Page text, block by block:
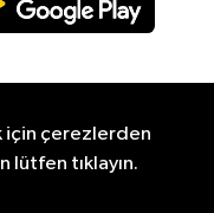
için çerezlerden
lütfen tıklayın.